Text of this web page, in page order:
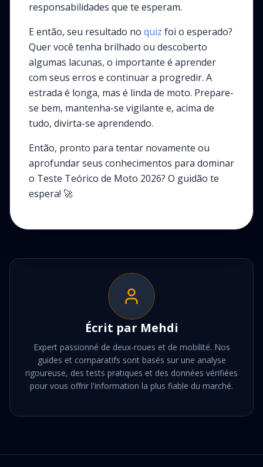
responsabilidades que te esperam.
E então, seu resultado no quiz foi o esperado?
Quer você tenha brilhado ou descoberto
algumas lacunas, o importante é aprender
com seus erros e continuar a progredir. A
estrada é longa, mas é linda de moto. Prepare-
se bem, mantenha-se vigilante e, acima de
tudo, divirta-se aprendendo.
Então, pronto para tentar novamente ou
aprofundar seus conhecimentos para dominar
o Teste Teórico de Moto 2026? O guidão te
espera! 🚀
Écrit par Mehdi
Expert passionné de deux-roues et de mobilité. Nos
guides et comparatifs sont basés sur une analyse
rigoureuse, des tests pratiques et des données vérifiées
pour vous offrir l'information la plus fiable du marché.